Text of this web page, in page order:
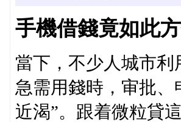
手機借錢竟如此
當下，不少人城市
急需用錢時，审批
近渴”。跟着微粒貸